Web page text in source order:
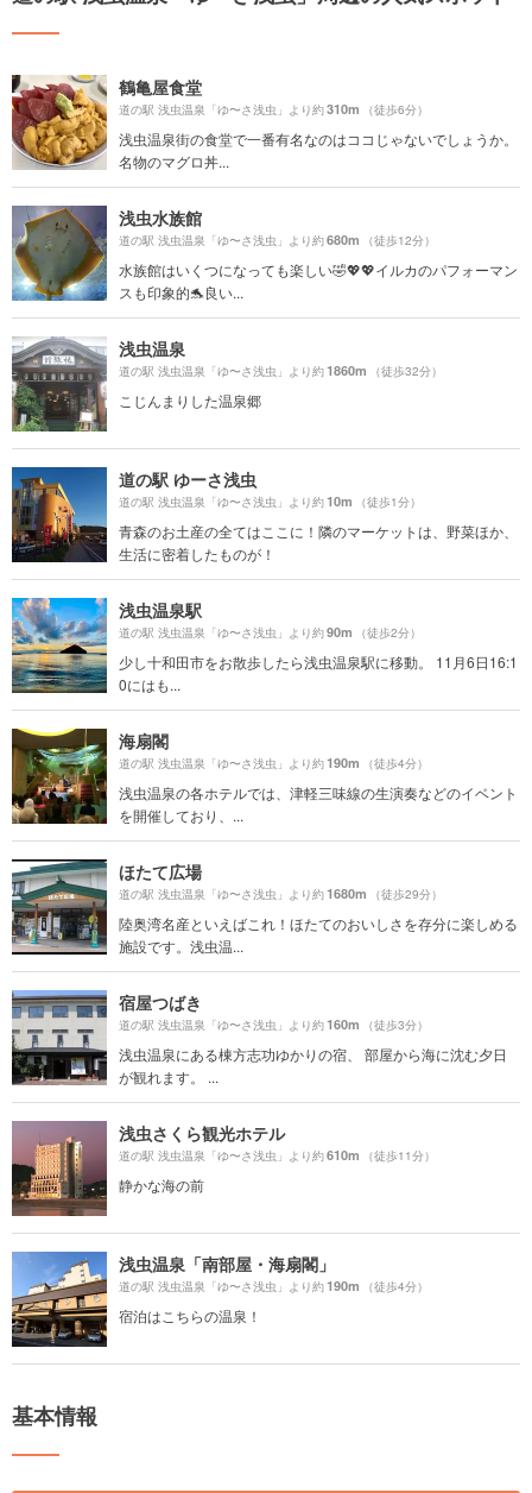
鶴亀屋食堂
道の駅 浅虫温泉「ゆ〜さ浅虫」より約310m （徒歩6分）
浅虫温泉街の食堂で一番有名なのはココじゃないでしょうか。
名物のマグロ丼...
浅虫水族館
道の駅 浅虫温泉「ゆ〜さ浅虫」より約680m （徒歩12分）
水族館はいくつになっても楽しい🤣💖💖イルカのパフォーマン
スも印象的🐬良い...
浅虫温泉
道の駅 浅虫温泉「ゆ〜さ浅虫」より約1860m （徒歩32分）
こじんまりした温泉郷
道の駅 ゆーさ浅虫
道の駅 浅虫温泉「ゆ〜さ浅虫」より約10m （徒歩1分）
青森のお土産の全てはここに！隣のマーケットは、野菜ほか、
生活に密着したものが！
浅虫温泉駅
道の駅 浅虫温泉「ゆ〜さ浅虫」より約90m （徒歩2分）
少し十和田市をお散歩したら浅虫温泉駅に移動。 11月6日16:1
0にはも...
海扇閣
道の駅 浅虫温泉「ゆ〜さ浅虫」より約190m （徒歩4分）
浅虫温泉の各ホテルでは、津軽三味線の生演奏などのイベント
を開催しており、...
ほたて広場
道の駅 浅虫温泉「ゆ〜さ浅虫」より約1680m （徒歩29分）
陸奥湾名産といえばこれ！ほたてのおいしさを存分に楽しめる
施設です。浅虫温...
宿屋つばき
道の駅 浅虫温泉「ゆ〜さ浅虫」より約160m （徒歩3分）
浅虫温泉にある棟方志功ゆかりの宿、 部屋から海に沈む夕日
が観れます。 ...
浅虫さくら観光ホテル
道の駅 浅虫温泉「ゆ〜さ浅虫」より約610m （徒歩11分）
静かな海の前
浅虫温泉「南部屋・海扇閣」
道の駅 浅虫温泉「ゆ〜さ浅虫」より約190m （徒歩4分）
宿泊はこちらの温泉！
基本情報